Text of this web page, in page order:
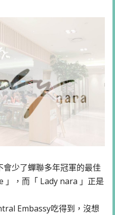
少了蟬聯多年冠軍的最佳
」，而「 Lady nara 」正是
Embassy吃得到，沒想